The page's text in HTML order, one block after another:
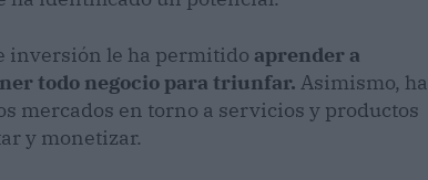
inversión le ha permitido aprender a
todo negocio para triunfar. Asimismo, ha
mercados en torno a servicios y productos
y monetizar.